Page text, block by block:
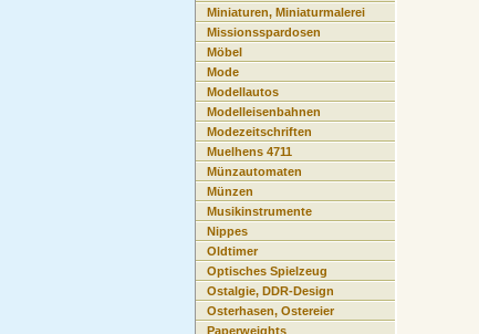
Miniaturen, Miniaturmalerei
Missionsspardosen
Möbel
Mode
Modellautos
Modelleisenbahnen
Modezeitschriften
Muelhens 4711
Münzautomaten
Münzen
Musikinstrumente
Nippes
Oldtimer
Optisches Spielzeug
Ostalgie, DDR-Design
Osterhasen, Ostereier
Paperweights